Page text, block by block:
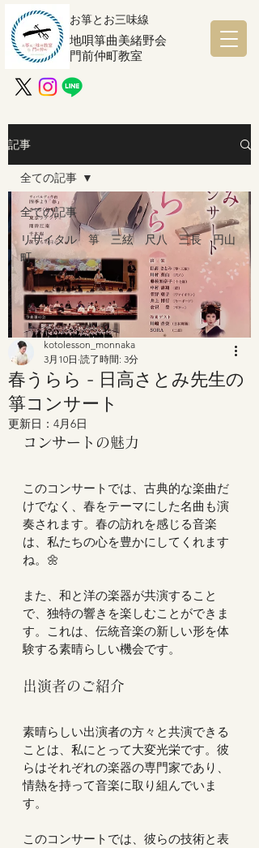
お箏とお三味線
地唄箏曲美緒野会
門前仲町教室
記事
全ての記事
リサイタル 箏 三絃 尺八 三長 円山
町
全ての記事
春うらら - 日高さとみ先生の
箏コンサート
kotolesson_monnaka
3月10日 読了時間: 3分
更新日： 4月6日
コンサートの魅力
このコンサートでは、古典的な楽曲だ
けでなく、春をテーマにした名曲も演
奏されます。春の訪れを感じる音楽
は、私たちの心を豊かにしてくれます
ね。🌼
また、和と洋の楽器が共演すること
で、独特の響きを楽しむことができま
す。これは、伝統音楽の新しい形を体
験する素晴らしい機会です。
出演者のご紹介
素晴らしい出演者の方々と共演できる
ことは、私にとって大変光栄です。彼
らはそれぞれの楽器の専門家であり、
情熱を持って音楽に取り組んでいま
す。
このコンサートでは、彼らの技術と表